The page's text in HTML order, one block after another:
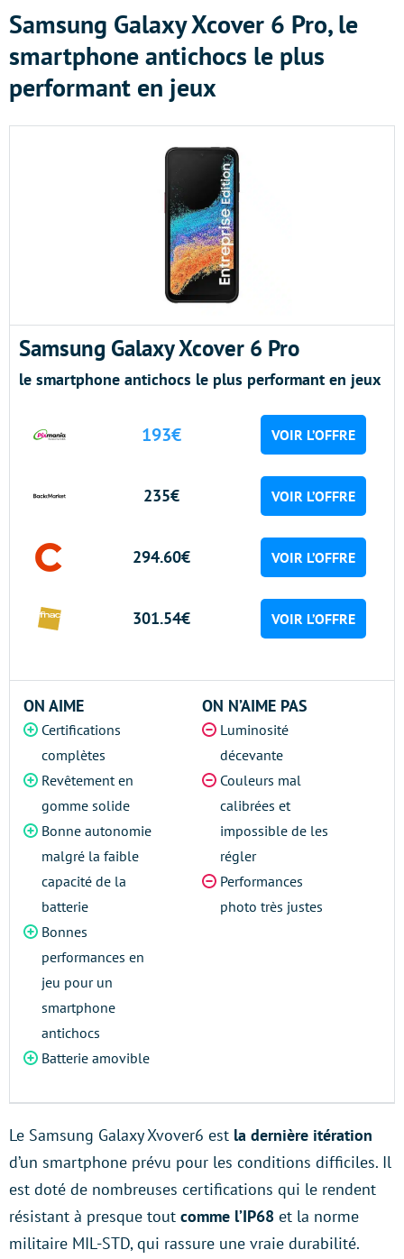
Samsung Galaxy Xcover 6 Pro, le
smartphone antichocs le plus
performant en jeux
Samsung Galaxy Xcover 6 Pro
le smartphone antichocs le plus performant en jeux
193€ VOIR L’OFFRE
235€ VOIR L’OFFRE
294.60€ VOIR L’OFFRE
301.54€ VOIR L’OFFRE
ON AIME
Certifications
complètes
Revêtement en
gomme solide
Bonne autonomie
malgré la faible
capacité de la
batterie
Bonnes
performances en
jeu pour un
smartphone
antichocs
Batterie amovible
ON N’AIME PAS
Luminosité
décevante
Couleurs mal
calibrées et
impossible de les
régler
Performances
photo très justes
Le Samsung Galaxy Xvover6 est la dernière itération
d’un smartphone prévu pour les conditions difficiles. Il
est doté de nombreuses certifications qui le rendent
résistant à presque tout comme l’IP68 et la norme
militaire MIL-STD, qui rassure une vraie durabilité.